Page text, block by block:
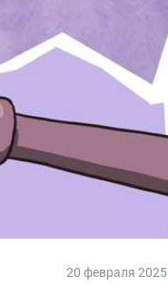
20 февраля 2025